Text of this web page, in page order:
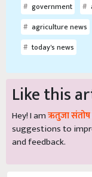
government
agriculture news
today's news
Like this
Hey! I amऋतुजा संतोष
suggestions to
and feedback.